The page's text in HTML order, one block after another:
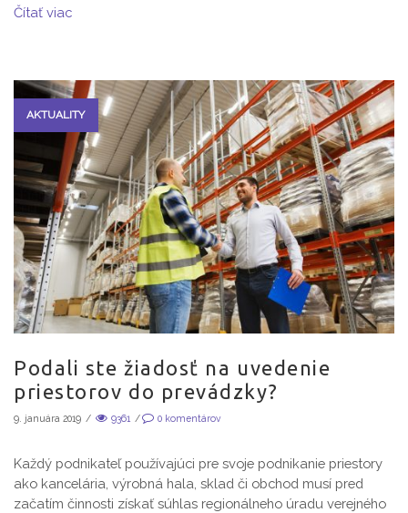
Čítať viac
AKTUALITY
Podali ste žiadosť na uvedenie
priestorov do prevádzky?
9. januára 2019 / 9361 / 0 komentárov
Každý podnikateľ používajúci pre svoje podnikanie priestory
ako kancelária, výrobná hala, sklad či obchod musí pred
začatím činnosti získať súhlas regionálneho úradu verejného